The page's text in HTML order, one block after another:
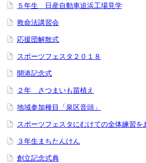
５年生 日産自動車追浜工場見学
救命法講習会
応援団解散式
スポーツフェスタ２０１８
開港記念式
２年 さつまいも苗植え
地域参加種目「泉区音頭」
スポーツフェスタにむけての全体練習を
３年生まちたんけん
創立記念式典